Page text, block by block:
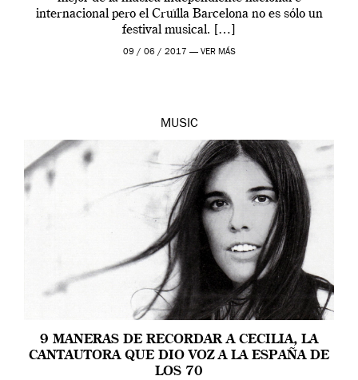
internacional pero el Cruïlla Barcelona no es sólo un
festival musical. […]
09 / 06 / 2017 — VER MÁS
MUSIC
9 MANERAS DE RECORDAR A CECILIA, LA
CANTAUTORA QUE DIO VOZ A LA ESPAÑA DE
LOS 70